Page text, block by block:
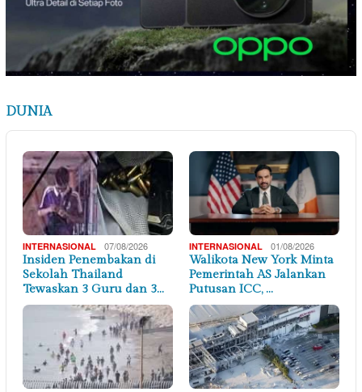
DUNIA
INTERNASIONAL 07/08/2026
Insiden Penembakan di
Sekolah Thailand
Tewaskan 3 Guru dan 3…
INTERNASIONAL 01/08/2026
Walikota New York Minta
Pemerintah AS Jalankan
Putusan ICC, …